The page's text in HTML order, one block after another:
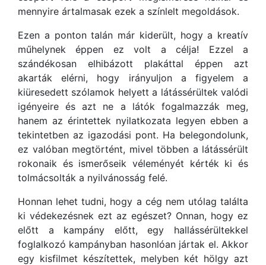
mennyire ártalmasak ezek a színlelt megoldások.
Ezen a ponton talán már kiderült, hogy a kreatív
műhelynek éppen ez volt a célja! Ezzel a
szándékosan elhibázott plakáttal éppen azt
akarták elérni, hogy irányuljon a figyelem a
kiüresedett szólamok helyett a látássérültek valódi
igényeire és azt ne a látók fogalmazzák meg,
hanem az érintettek nyilatkozata legyen ebben a
tekintetben az igazodási pont. Ha belegondolunk,
ez valóban megtörtént, mivel többen a látássérült
rokonaik és ismerőseik véleményét kérték ki és
tolmácsolták a nyilvánosság felé.
Honnan lehet tudni, hogy a cég nem utólag találta
ki védekezésnek ezt az egészet? Onnan, hogy ez
előtt a kampány előtt, egy hallássérültekkel
foglalkozó kampányban hasonlóan jártak el. Akkor
egy kisfilmet készítettek, melyben két hölgy azt